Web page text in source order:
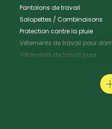
Pantalons de travail
Salopettes / Combinaisons
Protection contre la pluie
Vêtements de travail pour
Vêtements de travail pour
Tabliers & Manteaux de travail